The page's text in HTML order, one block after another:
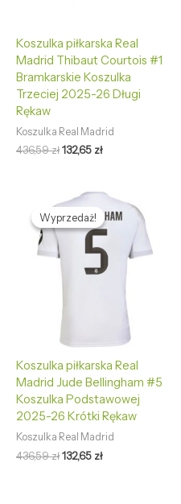
Koszulka piłkarska Real
Madrid Thibaut Courtois #1
Bramkarskie Koszulka
Trzeciej 2025-26 Długi
Rękaw
Koszulka Real Madrid
436,59zł132,65 zł
Wyprzedaż!
Wyprzedaż!
Koszulka piłkarska Real
Madrid Jude Bellingham #5
Koszulka Podstawowej
2025-26 Krótki Rękaw
Koszulka Real Madrid
436,59zł
Pierwotna
cena
wynosiła:
436,59 zł.
132,65 zł
Aktualna
cena
wynosi:
132,65 zł.